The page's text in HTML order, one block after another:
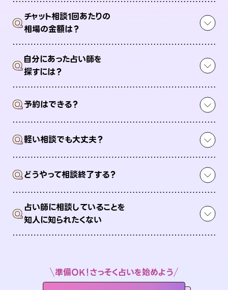
Qチャット相談1回あたりの
相場の金額は？
Q自分にあった占い師を
探すには？
Q予約はできる？
Q軽い相談でも大丈夫？
Qどうやって相談終了する？
Q占い師に相談していることを
知人に知られたくない
準備OK！さっそく占いを始めよう